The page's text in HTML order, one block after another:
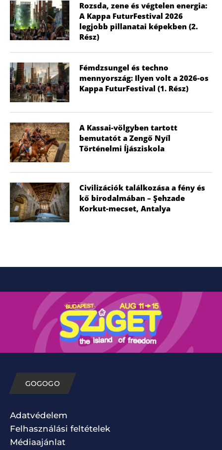
Rozsda, zene és végtelen energia:
A Kappa FuturFestival 2026
legjobb pillanatai képekben (2.
Rész)
Fémdzsungel és techno
mennyország: Ilyen volt a 2026-os
Kappa FuturFestival (1. Rész)
A Kassai-völgyben tartott
bemutatót a Zengő Nyíl
Történelmi Íjásziskola
Civilizációk találkozása a fény és
kő birodalmában – Şehzade
Korkut-mecset, Antalya
GOGOGO
Adatvédelem
Felhasználási feltételek
Médiaajánlat